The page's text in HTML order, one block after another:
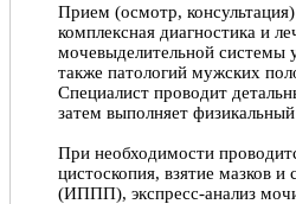
Прием (осмотр,
комплексная диагностика и
мочевыделительной
также патологий мужских
Специалист проводит
затем выполняет
При необходимости
цистоскопия, взятие мазков
(ИППП), экспресс-анализ